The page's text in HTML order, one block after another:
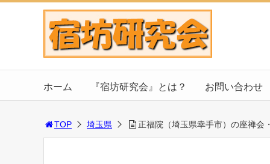
ホーム 『宿坊研究会』とは？ お問い合わせ
TOP 埼玉県 正福院（埼玉県幸手市）の座禅会